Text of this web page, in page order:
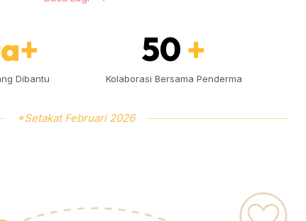
Dibantu
50+
Kolaborasi Bersama Penderma
*Setakat Februari 2026